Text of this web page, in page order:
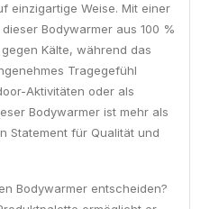
einzigartige Weise. Mit einer
Bodywarmer aus 100 %
Kälte, während das
Tragegefühl
Aktivitäten oder als
Bodywarmer ist mehr als
Statement für Qualität und
Bodywarmer entscheiden?